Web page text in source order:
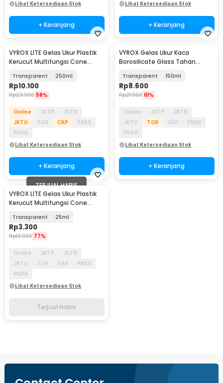
Lihat Ketersediaan Stok
+ Keranjang
Lihat Ketersediaan Stok
+ Keranjang
VYROX LITE Gelas Ukur Plastik
Kerucut Multifungsi Cone
Transparent 250ml
Rp10.100
Rp23.900 58%
Online JKTP
JKTB
JKTU
TGR CKP
PBKS
PDPK
Lihat Ketersediaan Stok
+ Keranjang
VYROX Gelas Ukur Kaca
Borosilicate Glass Tahan
17Transparent 150ml
Rp8.600
Rp21.900 61%
Online JKTP
JKTB
JKTU
TGR CKP
PBKS
PDPK
Lihat Ketersediaan Stok
+ Keranjang
TERJUAL HABIS
VYROX LITE Gelas Ukur Plastik
Kerucut Multifungsi Cone
Transparent 25ml
Rp3.300
Rp13.900 77%
Online JKTP
JKTB
JKTU
TGR CKP
PBKS
PDPK
Lihat Ketersediaan Stok
Terjual Habis